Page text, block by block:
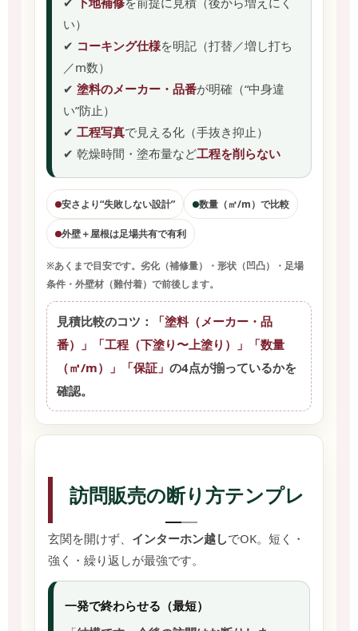
い）
✔ コーキング仕様を明記（打替／増し打ち
／m数）
✔塗料のメーカー・品番が明確（“中身違
い”防止）
✔工程写真で見える化（手抜き抑止）
✔ 乾燥時間・塗布量など工程を削らない
安さより“失敗しない設計” 数量（㎡/m）で比較
外壁＋屋根は足場共有で有利
※あくまで目安です。劣化（補修量）・形状（凹凸）・足場
条件・外壁材（難付着）で前後します。
見積比較のコツ：
「塗料（メーカー・品
番）」「工程（下塗り〜上塗り）」「数量
（㎡/m）」「保証」の4点が揃っているかを
確認。
訪問販売の断り方テンプレ
玄関を開けず、 インターホン越しでOK。短く・
強く・繰り返しが最強です。
一発で終わらせる（最短）